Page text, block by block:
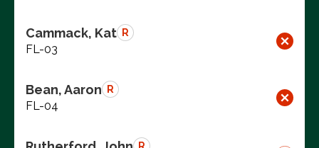
Cammack, Kat R
FL-03
Bean, Aaron R
FL-04